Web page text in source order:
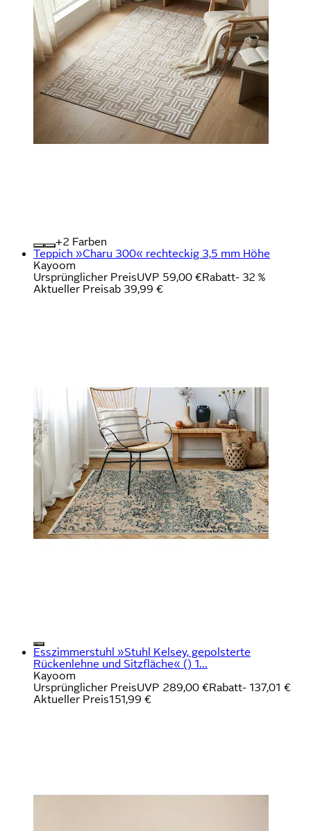
+
Farben
Teppich »Charu 300« rechteckig 3,5 mm Höhe
Kayoom
Ursprünglicher PreisUVP 59,00 €Rabatt- 32 %
Aktueller Preisab 39,99 €
Esszimmerstuhl »Stuhl Kelsey, gepolsterte
Rückenlehne und Sitzfläche« () 1...
Kayoom
Ursprünglicher PreisUVP 289,00 €Rabatt- 137,01 €
Aktueller Preis151,99 €